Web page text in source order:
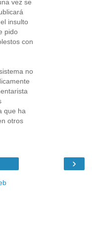
vez se
insulto
pido
con
no
que ha
otros
›